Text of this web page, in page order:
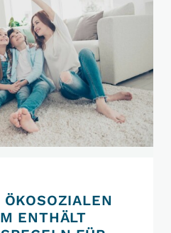
ENTHÄLT